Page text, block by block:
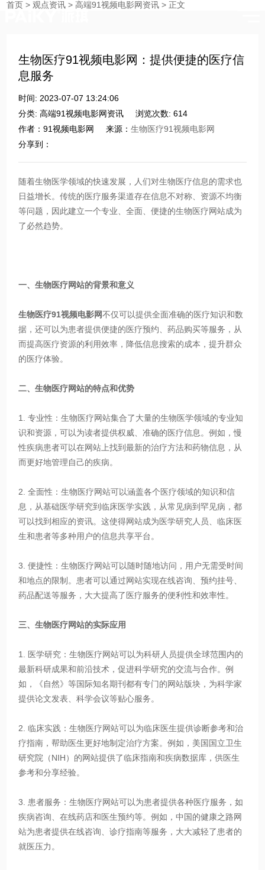
时刻与您分享91视频网站入口的点滴
首页 >观点资讯 >高端91视频电影网资讯 > 正文
生物医疗91视频电影网：提供便捷的医疗信
息服务
时间: 2023-07-07 13:24:06
分类: 高端91视频电影网资讯
浏览次数: 614
作者：91视频电影网
来源：生物医疗91视频电影网
分享到：
​随着生物医学领域的快速发展，人们对生物医疗信息的需求也
日益增长。传统的医疗服务渠道存在信息不对称、资源不均衡
等问题，因此建立一个专业、全面、便捷的生物医疗网站成为
了必然趋势。
一、生物医疗网站的背景和意义
生物医疗91视频电影网不仅可以提供全面准确的医疗知识和数
据，还可以为患者提供便捷的医疗预约、药品购买等服务，从
而提高医疗资源的利用效率，降低信息搜索的成本，提升群众
的医疗体验。
二、生物医疗网站的特点和优势
1. 专业性：生物医疗网站集合了大量的生物医学领域的专业知
识和资源，可以为读者提供权威、准确的医疗信息。例如，慢
性疾病患者可以在网站上找到最新的治疗方法和药物信息，从
而更好地管理自己的疾病。
2. 全面性：生物医疗网站可以涵盖各个医疗领域的知识和信
息，从基础医学研究到临床医学实践，从常见病到罕见病，都
可以找到相应的资讯。这使得网站成为医学研究人员、临床医
生和患者等多种用户的信息共享平台。
3. 便捷性：生物医疗网站可以随时随地访问，用户无需受时间
和地点的限制。患者可以通过网站实现在线咨询、预约挂号、
药品配送等服务，大大提高了医疗服务的便利性和效率性。
三、生物医疗网站的实际应用
1. 医学研究：生物医疗网站可以为科研人员提供全球范围内的
最新科研成果和前沿技术，促进科学研究的交流与合作。例
如，《自然》等国际知名期刊都有专门的网站版块，为科学家
提供论文发表、科学会议等贴心服务。
2. 临床实践：生物医疗网站可以为临床医生提供诊断参考和治
疗指南，帮助医生更好地制定治疗方案。例如，美国国立卫生
研究院（NIH）的网站提供了临床指南和疾病数据库，供医生
参考和分享经验。
3. 患者服务：生物医疗网站可以为患者提供各种医疗服务，如
疾病咨询、在线药店和医生预约等。例如，中国的健康之路网
站为患者提供在线咨询、诊疗指南等服务，大大减轻了患者的
就医压力。